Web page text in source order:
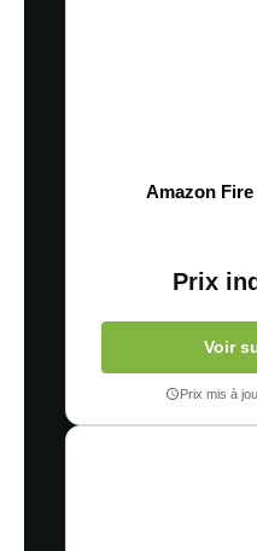
Amazon
Prix
Voir
Prix mis à